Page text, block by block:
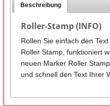
Beschreibung
Roller-Stamp (INFO)
Rollen Sie einfach den
Roller Stamp, funktioniert
neuen Marker Roller
und schnell den Text Ihrer